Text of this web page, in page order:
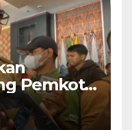
Pemkot
Bertahap
Daerah